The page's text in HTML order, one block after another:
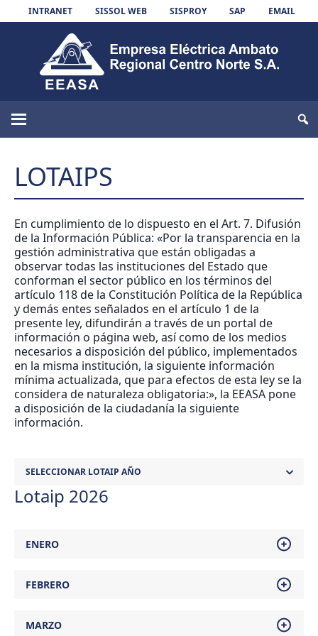
Skip to content
INTRANET SISSOL WEB SISPROY SAP EMAIL
EEASA
LOTAIPS
En cumplimiento de lo dispuesto en el Art. 7. Difusión
de la Información Pública: «Por la transparencia en la
gestión administrativa que están obligadas a
observar todas las instituciones del Estado que
conforman el sector público en los términos del
artículo 118 de la Constitución Política de la República
y demás entes señalados en el artículo 1 de la
presente ley, difundirán a través de un portal de
información o página web, así como de los medios
necesarios a disposición del público, implementados
en la misma institución, la siguiente información
mínima actualizada, que para efectos de esta ley se la
considera de naturaleza obligatoria:», la EEASA pone
a disposición de la ciudadanía la siguiente
información.
SELECCIONAR LOTAIP AÑO
Lotaip 2026
ENERO
Transparencia Activa
FEBRERO
Transparencia Activa
MARZO